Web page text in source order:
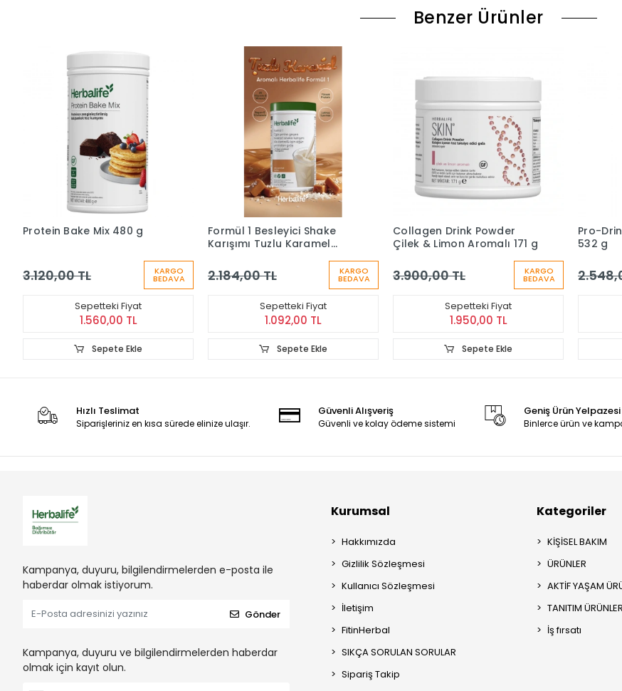
Benzer Ürünler
Protein Bake Mix 480 g
3.120,00 TL KARGO
BEDAVA
Sepetteki Fiyat
1.560,00 TL
Sepete Ekle
Formül 1 Besleyici Shake
Karışımı Tuzlu Karamel
2.184,00 TL KARGO
BEDAVA
Sepetteki Fiyat
1.092,00 TL
Sepete Ekle
Collagen Drink Powder
Çilek & Limon Aromalı 171 g
3.900,00 TL KARGO
BEDAVA
Sepetteki Fiyat
1.950,00 TL
Sepete Ekle
Pro-
532 g
Hızlı Teslimat
Siparişleriniz en kısa sürede elinize ulaşır.
Güvenli Alışveriş
Güvenli ve kolay ödeme sistemi
Geniş Ürün Yelpazesi
Binlerce ürün ve
Kampanya, duyuru, bilgilendirmelerden e-posta ile
haberdar olmak istiyorum.
Gönder
Kampanya, duyuru ve bilgilendirmelerden haberdar
olmak için kayıt olun.
Kurumsal
Hakkımızda
Gizlilik Sözleşmesi
Kullanıcı Sözleşmesi
İletişim
FitinHerbal
SIKÇA SORULAN SORULAR
Sipariş Takip
Kategoriler
KİŞİSEL BAKIM
ÜRÜNLER
AKTİF YAŞAM
TANITIM
İş fırsatı